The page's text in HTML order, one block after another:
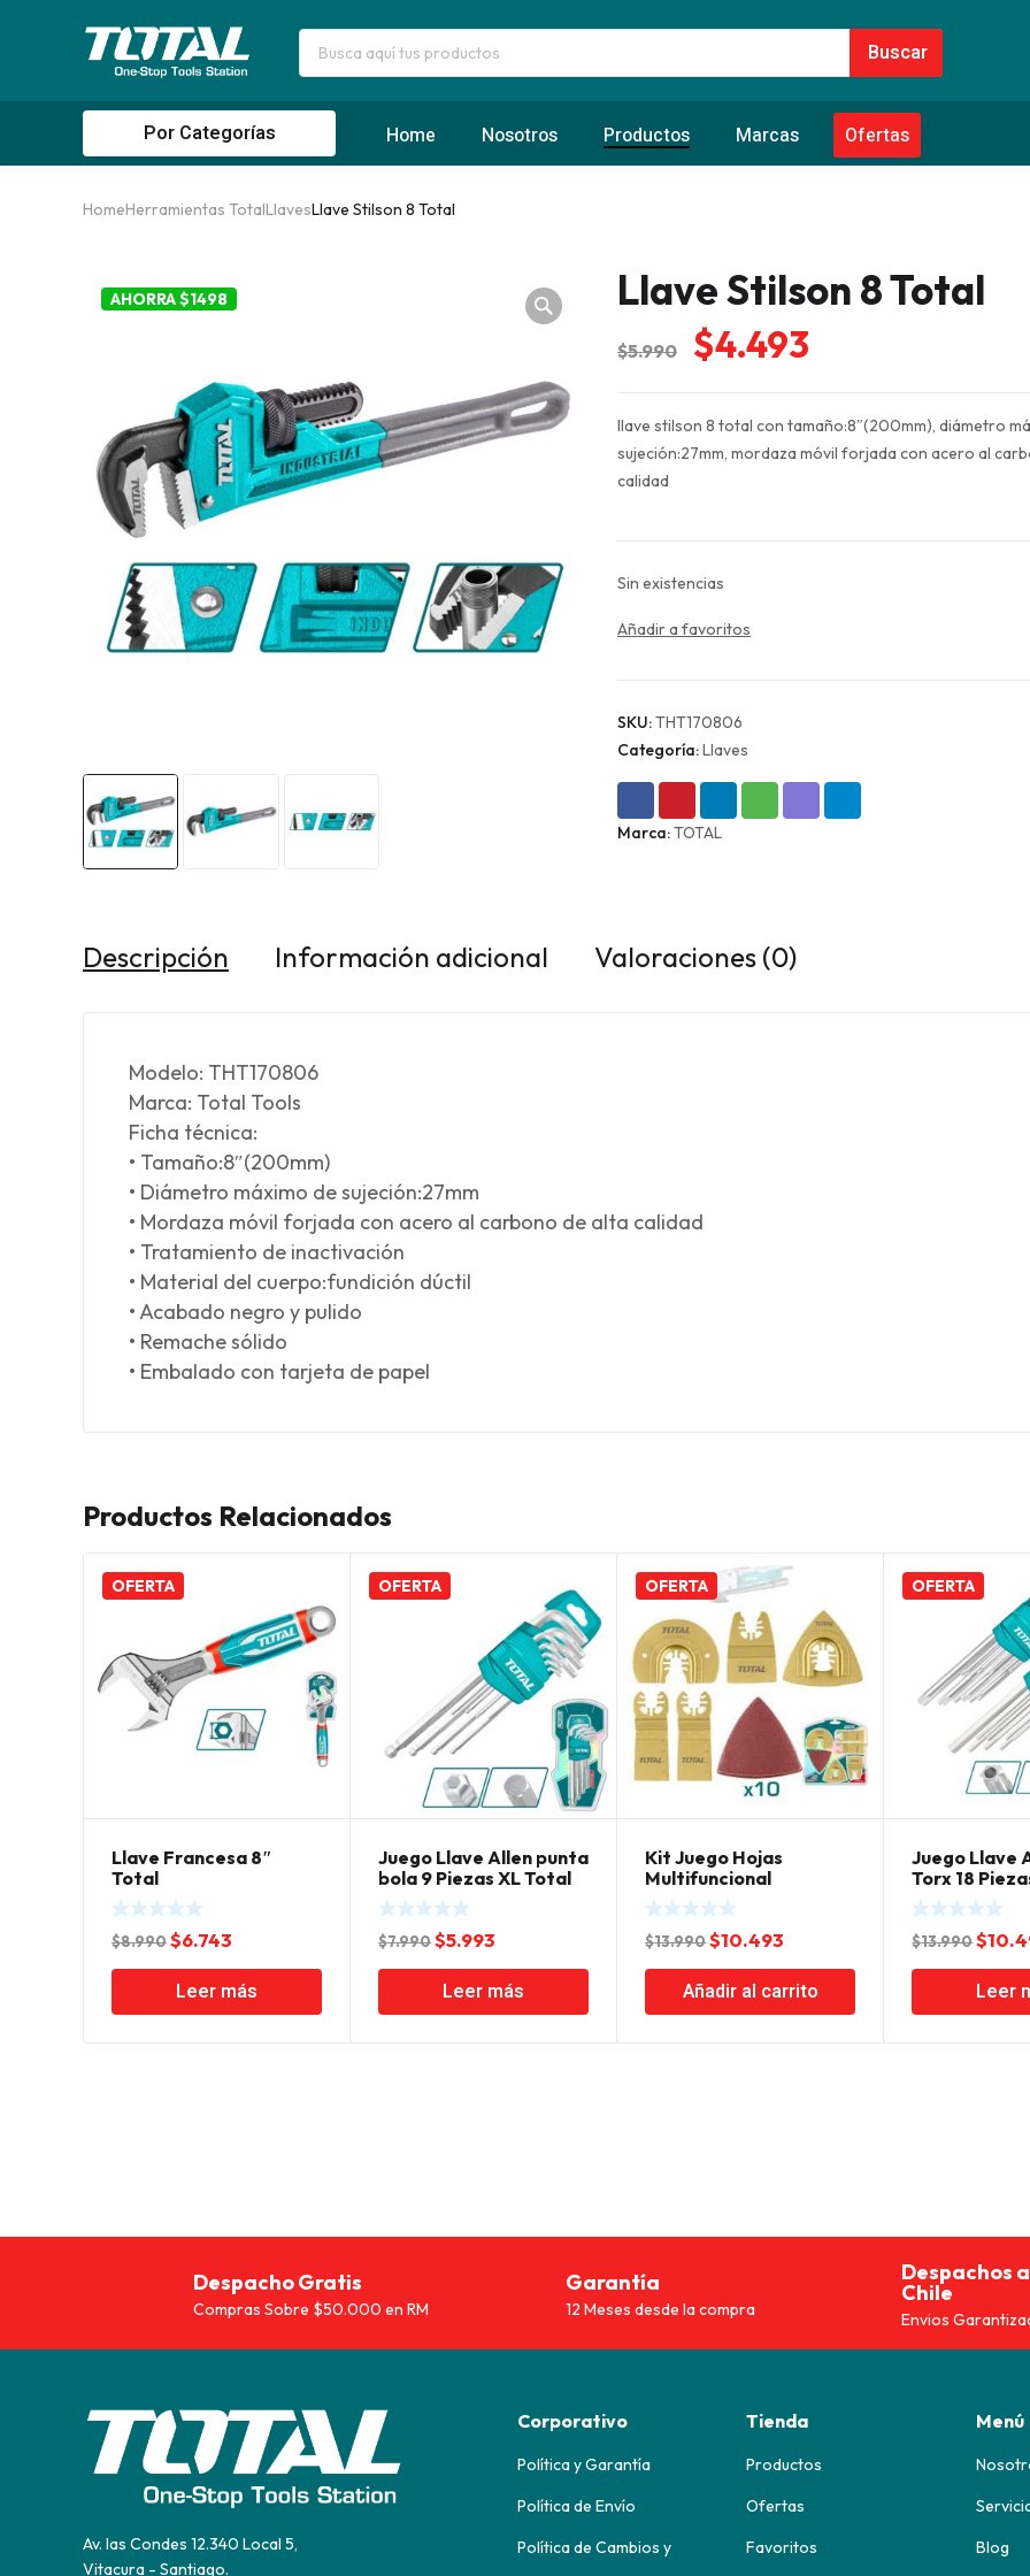
Por Categorías Home Nosotros Productos Marcas Ofertas
HomeHerramientas TotalLlavesLlave Stilson 8 Total
AHORRA $1498 Llave Stilson 8 Total
$5.990
El
original
era:
$4.493
actual
es:
llave stilson 8 total con tamaño:8″(200mm), diámetro
sujeción:27mm, mordaza móvil forjada con acero al
calidad
Sin existencias
Añadir a favoritos
SKU:THT170806
Categoría:Llaves
Marca:TOTAL
Descripción Información adicional Valoraciones (0)
Modelo: THT170806
Marca: Total Tools
Ficha técnica:
• Tamaño:8″(200mm)
• Diámetro máximo de sujeción:27mm
• Mordaza móvil forjada con acero al carbono de alta calidad
• Tratamiento de inactivación
• Material del cuerpo:fundición dúctil
• Acabado negro y pulido
• Remache sólido
• Embalado con tarjeta de papel
Productos Relacionados
OFERTA
Llave Francesa 8″
Total
$8.990El
precio
original
era:
$6.743
precio
actual
es:
Leer más
OFERTA
Juego Llave Allen punta
bola 9 Piezas XL Total
$7.990El
precio
original
era:
$5.993
precio
actual
es:
Leer más
OFERTA
Kit Juego Hojas
Multifuncional
Oscilante 15 Piezas
Total
$13.990El
precio
original
era:
$10.493
precio
actual
es:
Añadir al carrito
OFERTA
Juego Llave
Torx 18
$13.990El
era:
$
Leer
Despacho Gratis
Compras Sobre $50.000 en RM
Garantía
12 Meses desde la compra
Despachos
Chile
Envios
Av. las Condes 12.340 Local 5,
Vitacura - Santiago.
Corporativo
Política y Garantía
Política de Envío
Política de Cambios y
Tienda
Productos
Ofertas
Favoritos
Menú
Blog